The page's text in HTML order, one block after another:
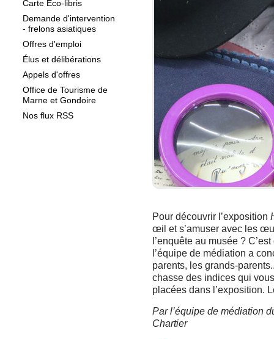
Carte Éco-libris
Demande d'intervention
- frelons asiatiques
Offres d'emploi
Élus et délibérations
Appels d'offres
Office de Tourisme de
Marne et Gondoire
Nos flux RSS
Pour découvrir l’exposition
œil et s’amuser avec les
l’enquête au musée ?
l’équipe de médiation a
parents, les grands-
chasse des indices qui
placées dans l’exposition.
Par l’équipe de médiation
Chartier